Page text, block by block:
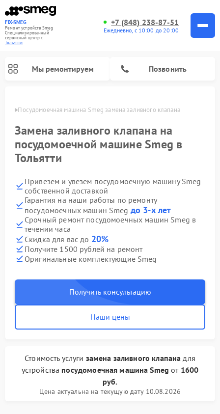
FIX-SMEG
Ремонт устройств Smeg
Специализированный
cервисный центр г.
Тольятти
+7 (848) 238-87-51
Ежедневно, с 10:00 до 20:00
Мы ремонтируем Позвонить
Посудомоечная машина Smeg замена заливного клапана
Замена заливного клапана на
посудомоечной машине Smeg в
Тольятти
Привезем и увезем посудомоечную машину Smeg
собственной доставкой
Гарантия на наши работы по ремонту
посудомоечных машин Smeg до 3-х лет
Срочный ремонт посудомоечных машин Smeg в
течении часа
Скидка для вас до 20%
Получите 1500 рублей на ремонт
Оригинальные комплектующие Smeg
Получить консультацию
Наши цены
Стоимость услуги замена заливного клапана для
устройства посудомоечная машина Smeg от 1600
руб.
Цена актуальна на текущую дату 10.08.2026